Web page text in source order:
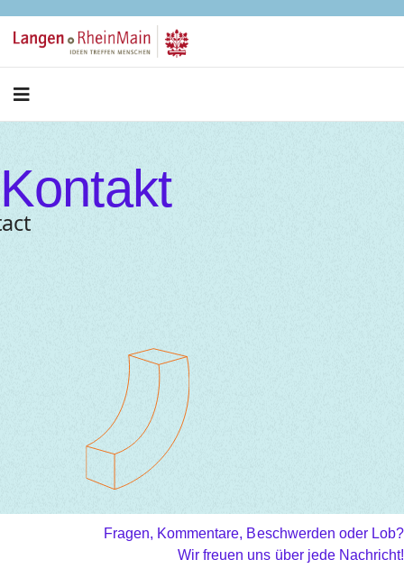
Kontakt
Fragen, Kommentare, Beschwerden oder Lob?
Wir freuen uns über jede Nachricht!